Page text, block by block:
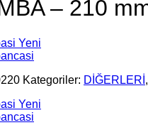
– 210
Kategoriler: DİĞERLERİ ,